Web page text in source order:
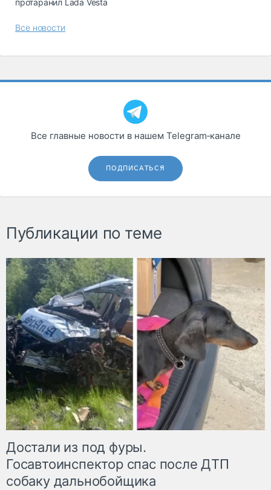
протаранил Lada Vesta
Все новости
Все главные новости в нашем Telegram‑канале
ПОДПИСАТЬСЯ
Публикации по теме
Достали из под фуры.
Госавтоинспектор спас после ДТП
собаку дальнобойщика